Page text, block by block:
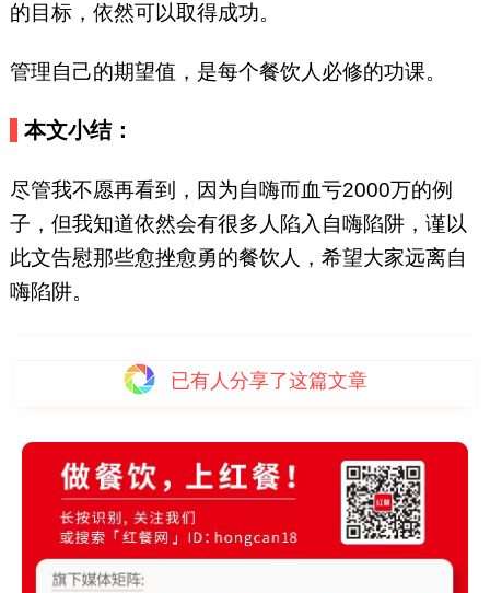
的目标，依然可以取得成功。
管理自己的期望值，是每个餐饮人必修的功课。
本文小结：
尽管我不愿再看到，因为自嗨而血亏2000万的例
子，但我知道依然会有很多人陷入自嗨陷阱，谨以
此文告慰那些愈挫愈勇的餐饮人，希望大家远离自
嗨陷阱。
已有 人分享了这篇文章